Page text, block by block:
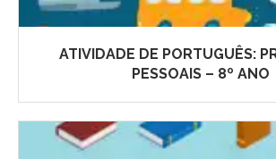
ATIVIDADE DE PORTUGUÊS:
PESSOAIS – 8º ANO